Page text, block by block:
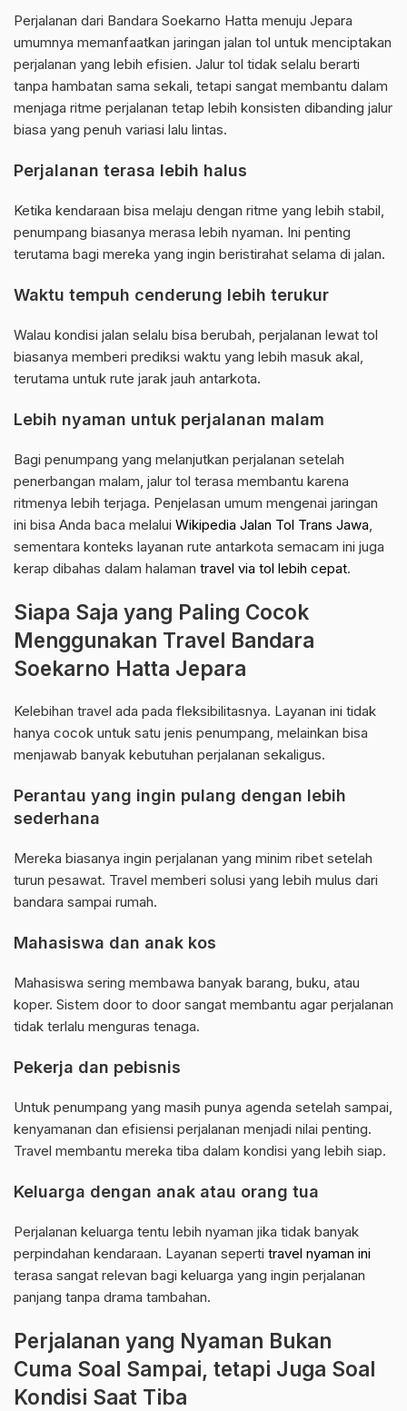
Perjalanan dari Bandara Soekarno Hatta menuju Jepara
umumnya memanfaatkan jaringan jalan tol untuk menciptakan
perjalanan yang lebih efisien. Jalur tol tidak selalu berarti
tanpa hambatan sama sekali, tetapi sangat membantu dalam
menjaga ritme perjalanan tetap lebih konsisten dibanding jalur
biasa yang penuh variasi lalu lintas.
Perjalanan terasa lebih halus
Ketika kendaraan bisa melaju dengan ritme yang lebih stabil,
penumpang biasanya merasa lebih nyaman. Ini penting
terutama bagi mereka yang ingin beristirahat selama di jalan.
Waktu tempuh cenderung lebih terukur
Walau kondisi jalan selalu bisa berubah, perjalanan lewat tol
biasanya memberi prediksi waktu yang lebih masuk akal,
terutama untuk rute jarak jauh antarkota.
Lebih nyaman untuk perjalanan malam
Bagi penumpang yang melanjutkan perjalanan setelah
penerbangan malam, jalur tol terasa membantu karena
ritmenya lebih terjaga. Penjelasan umum mengenai jaringan
ini bisa Anda baca melalui Wikipedia Jalan Tol Trans Jawa,
sementara konteks layanan rute antarkota semacam ini juga
kerap dibahas dalam halaman travel via tol lebih cepat.
Siapa Saja yang Paling Cocok
Menggunakan Travel Bandara
Soekarno Hatta Jepara
Kelebihan travel ada pada fleksibilitasnya. Layanan ini tidak
hanya cocok untuk satu jenis penumpang, melainkan bisa
menjawab banyak kebutuhan perjalanan sekaligus.
Perantau yang ingin pulang dengan lebih
sederhana
Mereka biasanya ingin perjalanan yang minim ribet setelah
turun pesawat. Travel memberi solusi yang lebih mulus dari
bandara sampai rumah.
Mahasiswa dan anak kos
Mahasiswa sering membawa banyak barang, buku, atau
koper. Sistem door to door sangat membantu agar perjalanan
tidak terlalu menguras tenaga.
Pekerja dan pebisnis
Untuk penumpang yang masih punya agenda setelah sampai,
kenyamanan dan efisiensi perjalanan menjadi nilai penting.
Travel membantu mereka tiba dalam kondisi yang lebih siap.
Keluarga dengan anak atau orang tua
Perjalanan keluarga tentu lebih nyaman jika tidak banyak
perpindahan kendaraan. Layanan seperti travel nyaman ini
terasa sangat relevan bagi keluarga yang ingin perjalanan
panjang tanpa drama tambahan.
Perjalanan yang Nyaman Bukan
Cuma Soal Sampai, tetapi Juga Soal
Kondisi Saat Tiba